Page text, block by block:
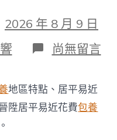
2026 年 8 月 9 日
在
〈多
派
發
新
尚無留言
地區特點、居平易近
陞居平易近花費包養